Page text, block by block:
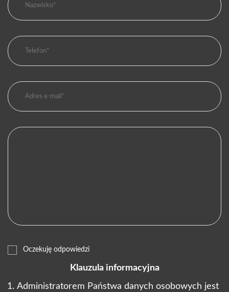
Oczekuję odpowiedzi
Klauzula informacyjna
Administratorem Państwa danych osobowych jest